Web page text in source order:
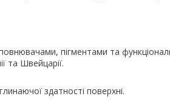
пігментами та
та Швейцарії.
здатності поверхні.